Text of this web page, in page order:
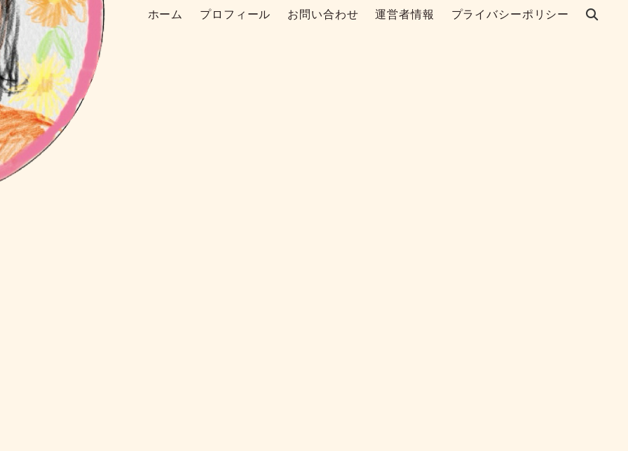
ホーム プロフィール お問い合わせ 運営者情報 プライバシーポリシー